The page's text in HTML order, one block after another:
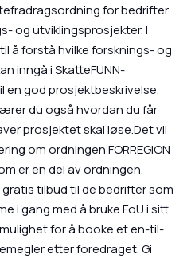
for bedrifter
og utviklingsprosjekter. I
å forstå hvilke forsknings- og
inngå i SkatteFUNN-
en god prosjektbeskrivelse.
du også hvordan du får
prosjektet skal løse.Det vil
om ordningen FORREGION
er en del av ordningen.
tilbud til de bedrifter som
i gang med å bruke FoU i sitt
for å booke et en-til-
etter foredraget. Gi